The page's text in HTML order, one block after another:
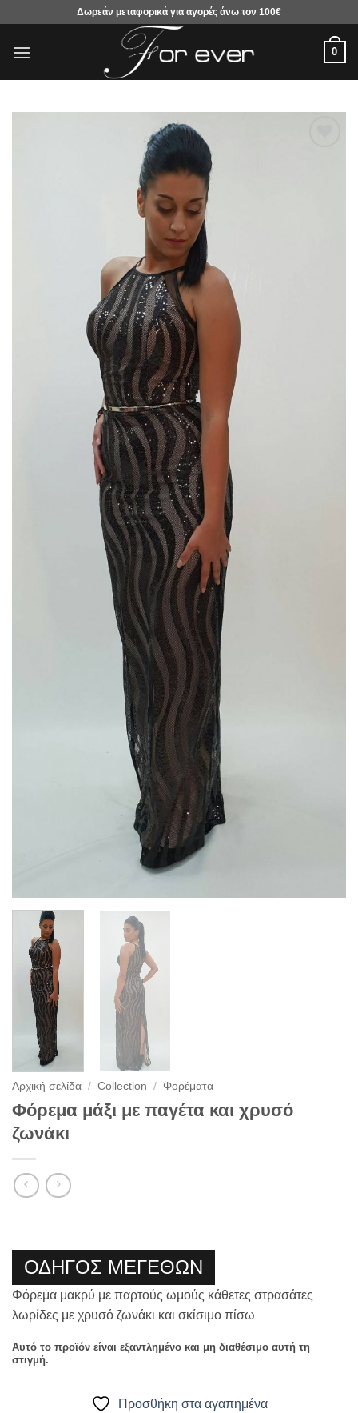
περιεχόμενο
Δωρεάν μεταφορικά για αγορές άνω τον 100€
0
Αρχική σελίδα / Collection / Φορέματα
Φόρεμα μάξι με παγέτα και χρυσό
ζωνάκι
ΟΔΗΓΟΣ ΜΕΓΕΘΩΝ
Φόρεμα μακρύ με παρτούς ωμούς κάθετες στρασάτες
λωρίδες με χρυσό ζωνάκι και σκίσιμο πίσω
Αυτό το προϊόν είναι εξαντλημένο και μη διαθέσιμο αυτή τη
στιγμή.
Προσθήκη στα αγαπημένα